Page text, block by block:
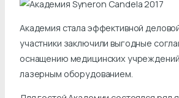
Академия стала эффективной
участники заключили выгодные
оснащению медицинских
лазерным оборудованием.